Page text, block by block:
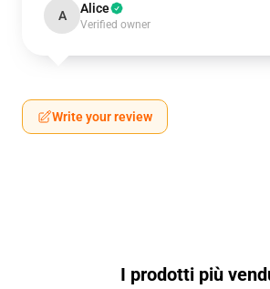
A Alice
Verified owner
Write your review
I prodotti più